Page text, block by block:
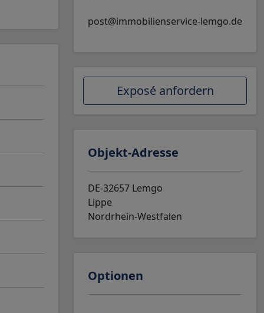
post@immobilienservice-lemgo.de
Exposé anfordern
Objekt-Adresse
DE-32657 Lemgo
Lippe
Nordrhein-Westfalen
Optionen